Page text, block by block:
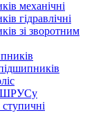
механічні
гідравлічні
зі зворотним
ШРУСу